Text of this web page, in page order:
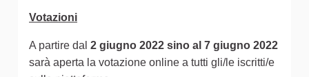
Votazioni
A partire dal 2 giugno 2022 sino al 7 giugno 2022
sarà aperta la votazione online a tutti gli/le iscritti/e